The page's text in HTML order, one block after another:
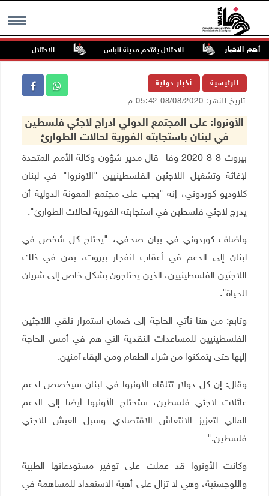
MENU أهم الاخبار الاحتلال يقتحم مدينة نابلس الاحتلال يستولي
الرئيسية أخبار دولية
تاريخ النشر: 08/08/2020 05:42 م
الأونروا: على المجتمع الدولي ادراج لاجئي فلسطين
في لبنان باستجابته الفورية لحالات الطوارئ
بيروت 8-8-2020 وفا- قال مدير شؤون وكالة الأمم المتحدة
لإغاثة وتشغيل اللاجئين الفلسطينيين "الاونروا" في لبنان
كلاوديو كوردوني، إنه "يجب على مجتمع المعونة الدولية أن
يدرج لاجئي فلسطين في استجابته الفورية لحالات الطوارئ".
وأضاف كوردوني في بيان صحفي، "يحتاج كل شخص في
لبنان إلى الدعم في أعقاب انفجار بيروت، بمن في ذلك
اللاجئين الفلسطينيين، الذين يحتاجون بشكل خاص إلى شريان
للحياة".
وتابع: من هنا تأتي الحاجة إلى ضمان استمرار تلقي اللاجئين
الفلسطينيين للمساعدات النقدية التي هم في أمس الحاجة
إليها حتى يتمكنوا من شراء الطعام ومن البقاء آمنين.
وقال: إن كل دولار تتلقاه الأونروا في لبنان سيخصص لدعم
عائلات لاجئي فلسطين، ستحتاج الأونروا أيضا إلى الدعم
المالي لتعزيز الانتعاش الاقتصادي وسبل العيش للاجئي
فلسطين".
وكانت الأونروا قد عملت على توفير مستودعاتها الطبية
واللوجستية، وهي لا تزال على أهبة الاستعداد للمساهمة في